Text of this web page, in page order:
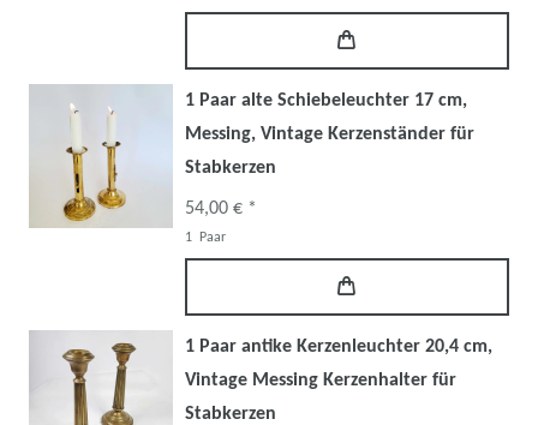
1 Paar alte Schiebeleuchter 17 cm,
Messing, Vintage Kerzenständer für
Stabkerzen
54,00 € *
1 Paar
1 Paar antike Kerzenleuchter 20,4 cm,
Vintage Messing Kerzenhalter für
Stabkerzen